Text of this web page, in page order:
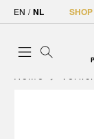
EN / NL
Home